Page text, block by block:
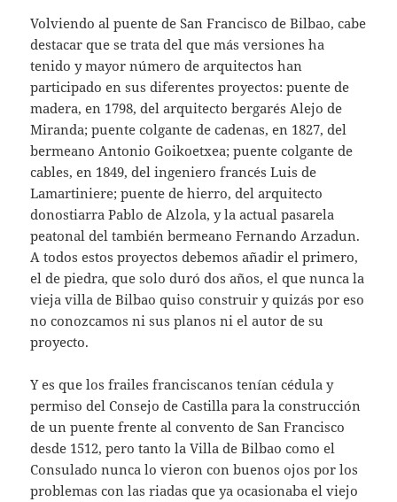
Volviendo al puente de San Francisco de Bilbao, cabe
destacar que se trata del que más versiones ha
tenido y mayor número de arquitectos han
participado en sus diferentes proyectos: puente de
madera, en 1798, del arquitecto bergarés Alejo de
Miranda; puente colgante de cadenas, en 1827, del
bermeano Antonio Goikoetxea; puente colgante de
cables, en 1849, del ingeniero francés Luis de
Lamartiniere; puente de hierro, del arquitecto
donostiarra Pablo de Alzola, y la actual pasarela
peatonal del también bermeano Fernando Arzadun.
A todos estos proyectos debemos añadir el primero,
el de piedra, que solo duró dos años, el que nunca la
vieja villa de Bilbao quiso construir y quizás por eso
no conozcamos ni sus planos ni el autor de su
proyecto.
Y es que los frailes franciscanos tenían cédula y
permiso del Consejo de Castilla para la construcción
de un puente frente al convento de San Francisco
desde 1512, pero tanto la Villa de Bilbao como el
Consulado nunca lo vieron con buenos ojos por los
problemas con las riadas que ya ocasionaba el viejo